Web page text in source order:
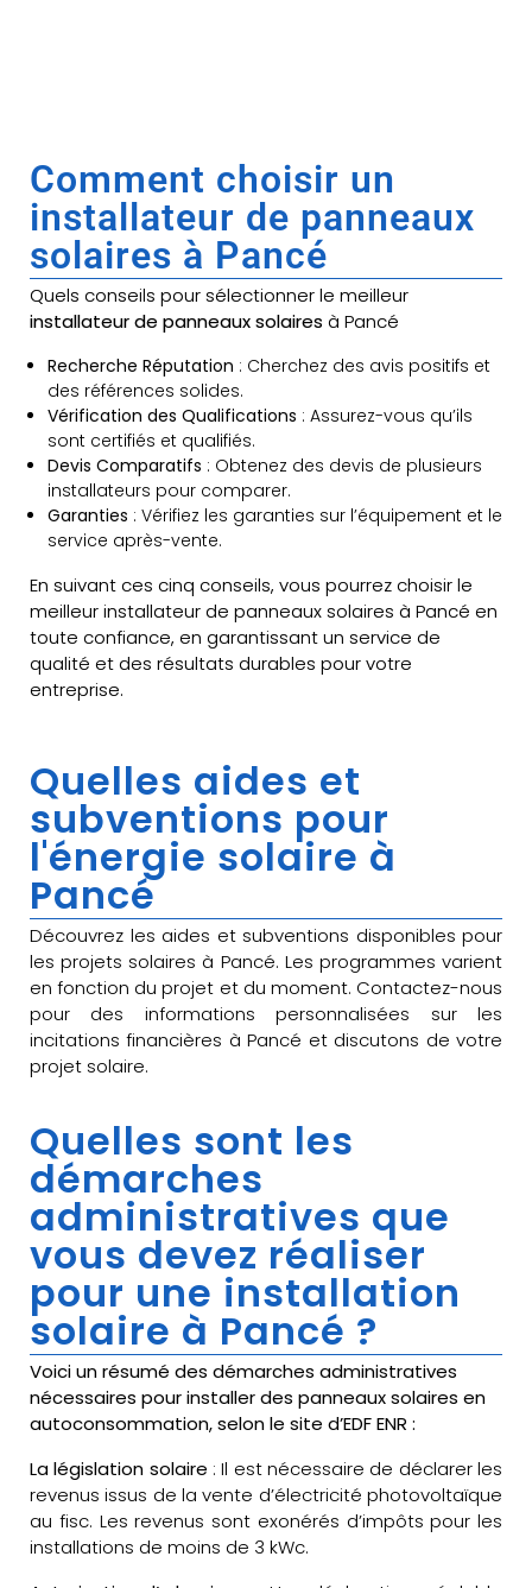
Comment choisir un
installateur de panneaux
solaires à Pancé
Quels conseils pour sélectionner le meilleur
installateur de panneaux solaires à Pancé
Recherche Réputation : Cherchez des avis positifs et
des références solides.
Vérification des Qualifications : Assurez-vous qu’ils
sont certifiés et qualifiés.
Devis Comparatifs : Obtenez des devis de plusieurs
installateurs pour comparer.
Garanties : Vérifiez les garanties sur l’équipement et le
service après-vente.
En suivant ces cinq conseils, vous pourrez choisir le
meilleur installateur de panneaux solaires à Pancé en
toute confiance, en garantissant un service de
qualité et des résultats durables pour votre
entreprise.
Quelles aides et
subventions pour
l'énergie solaire à
Pancé
Découvrez les aides et subventions disponibles pour
les projets solaires à Pancé. Les programmes varient
en fonction du projet et du moment. Contactez-nous
pour des informations personnalisées sur les
incitations financières à Pancé et discutons de votre
projet solaire.
Quelles sont les
démarches
administratives que
vous devez réaliser
pour une installation
solaire à Pancé ?
Voici un résumé des démarches administratives
nécessaires pour installer des panneaux solaires en
autoconsommation, selon le site d’EDF ENR :
La législation solaire : Il est nécessaire de déclarer les
revenus issus de la vente d’électricité photovoltaïque
au fisc. Les revenus sont exonérés d’impôts pour les
installations de moins de 3 kWc.